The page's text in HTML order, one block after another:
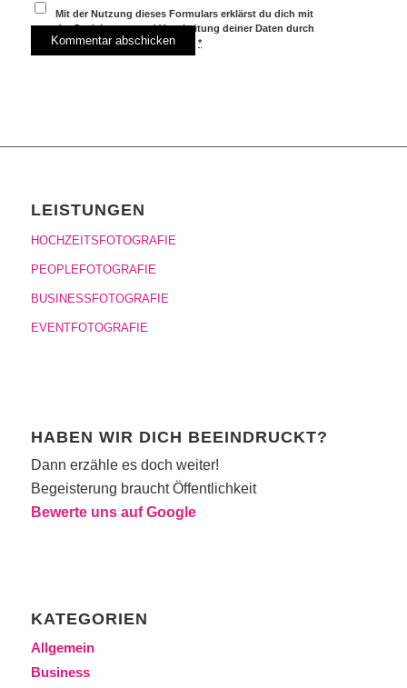
Mit der Nutzung dieses Formulars erklärst du dich mit
der Speicherung und Verarbeitung deiner Daten durch
diese Website einverstanden.*
LEISTUNGEN
HOCHZEITSFOTOGRAFIE
PEOPLEFOTOGRAFIE
BUSINESSFOTOGRAFIE
EVENTFOTOGRAFIE
HABEN WIR DICH BEEINDRUCKT?
Dann erzähle es doch weiter!
Begeisterung braucht Öffentlichkeit
Bewerte uns auf Google
KATEGORIEN
Allgemein
Business